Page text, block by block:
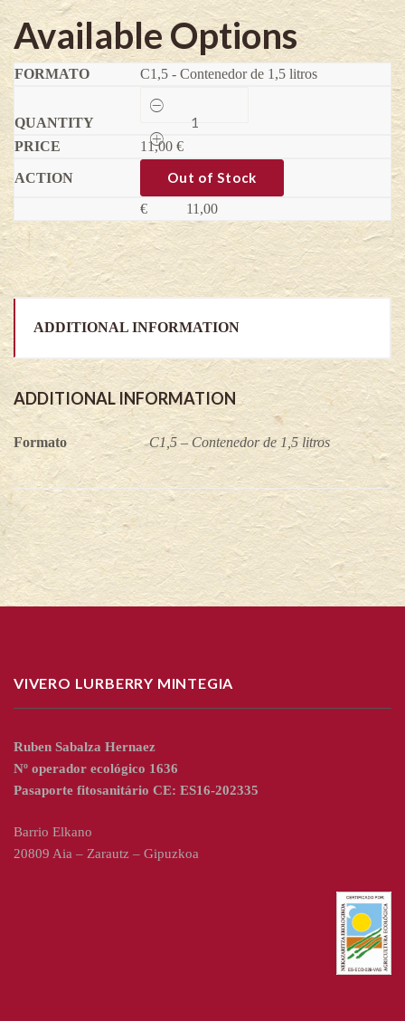
Available Options
C1,5 - Contenedor de 1,5 litros
Mini
Kiwiño
Superjumbo
(Hembra)
Actinidia
arguta
quantity
11,00 €
Out of Stock
€ 11,00
ADDITIONAL INFORMATION
ADDITIONAL INFORMATION
Formato C1,5 – Contenedor de 1,5 litros
VIVERO LURBERRY MINTEGIA
Ruben Sabalza Hernaez
Nº operador ecológico 1636
Pasaporte fitosanitário CE: ES16-202335
Barrio Elkano
20809 Aia – Zarautz – Gipuzkoa